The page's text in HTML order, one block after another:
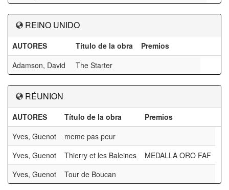
REINO UNIDO
AUTORES Título de la obra
Premios
Adamson, David
The Starter
RÉUNION
AUTORES Título de la obra
Premios
Yves, Guenot
meme pas peur
Yves, Guenot
Thierry et les Baleines
MEDALLA ORO FAF
Yves, Guenot
Tour de Boucan